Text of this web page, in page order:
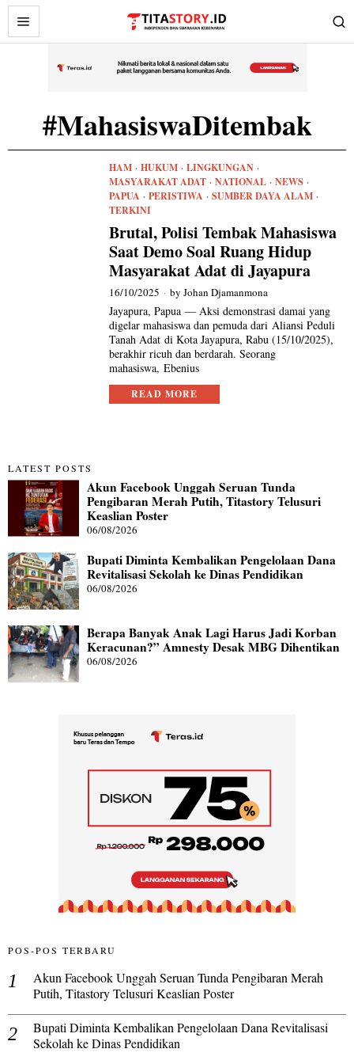
#MahasiswaDitembak
HAM · HUKUM · LINGKUNGAN ·
MASYARAKAT ADAT · NATIONAL · NEWS ·
PAPUA · PERISTIWA · SUMBER DAYA ALAM ·
TERKINI
Brutal, Polisi Tembak Mahasiswa
Saat Demo Soal Ruang Hidup
Masyarakat Adat di Jayapura
16/10/2025 byJohan Djamanmona
Jayapura, Papua — Aksi demonstrasi damai yang
digelar mahasiswa dan pemuda dari Aliansi Peduli
Tanah Adat di Kota Jayapura, Rabu (15/10/2025),
berakhir ricuh dan berdarah. Seorang
mahasiswa, Ebenius
READ MORE
LATEST POSTS
Akun Facebook Unggah Seruan Tunda
Pengibaran Merah Putih, Titastory Telusuri
Keaslian Poster
06/08/2026
Bupati Diminta Kembalikan Pengelolaan Dana
Revitalisasi Sekolah ke Dinas Pendidikan
06/08/2026
Berapa Banyak Anak Lagi Harus Jadi Korban
Keracunan?” Amnesty Desak MBG Dihentikan
06/08/2026
POS-POS TERBARU
Akun Facebook Unggah Seruan Tunda Pengibaran Merah
Putih, Titastory Telusuri Keaslian Poster
Bupati Diminta Kembalikan Pengelolaan Dana Revitalisasi
Sekolah ke Dinas Pendidikan